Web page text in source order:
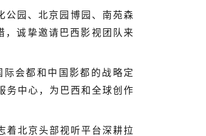
园、北京园博园、南苑森
，诚挚邀请巴西影视团队来
会都和中国影都的战略定
务中心，为巴西和全球创作
北京头部视听平台深耕拉